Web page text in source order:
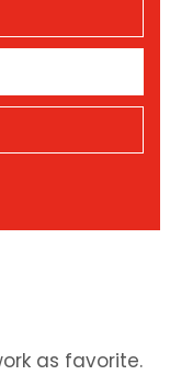
as favorite.